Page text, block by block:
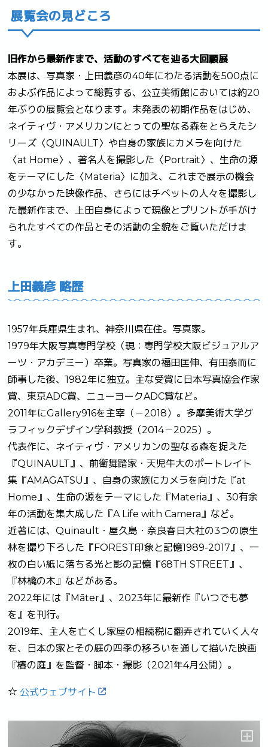
展覧会の見どころ
旧作から最新作まで、活動のすべてを辿る大回顧展
本展は、写真家・上田義彦の40年にわたる活動を500点に
およぶ作品によって総覧する、公立美術館においては約20
年ぶりの展覧会となります。未発表の初期作品をはじめ、
ネイティヴ・アメリカンにとっての聖なる森をとらえたシ
リーズ〈QUINAULT〉や自身の家族にカメラを向けた
〈at Home〉、著名人を撮影した〈Portrait〉、生命の源
をテーマにした〈Materia〉に加え、これまで展示の機会
の少なかった映像作品、さらにはチベットの人々を撮影し
た最新作まで、上田自身によって現像とプリントが手がけ
られたすべての作品とその活動の全貌をご覧いただけま
す。
上田義彦 略歴
1957年兵庫県生まれ、神奈川県在住。写真家。
1979年大阪写真専門学校（現：専門学校大阪ビジュアルア
ーツ・アカデミー）卒業。写真家の福田匡伸、有田泰而に
師事した後、1982年に独立。主な受賞に日本写真協会作家
賞、東京ADC賞、ニューヨークADC賞など。
2011年にGallery916を主宰（－2018）。多摩美術大学グ
ラフィックデザイン学科教授（2014－2025）。
代表作に、ネイティヴ・アメリカンの聖なる森を捉えた
『QUINAULT』、前衛舞踏家・天児牛大のポートレイト
集『AMAGATSU』、自身の家族にカメラを向けた『at
Home』、生命の源をテーマにした『Materia』、30有余
年の活動を集大成した『A Life with Camera』など。
近著には、Quinault・屋久島・奈良春日大社の3つの原生
林を撮り下ろした『FOREST印象と記憶1989-2017』、一
枚の白い紙に落ちる光と影の記憶『68TH STREET』、
『林檎の木』などがある。
2022年には『Māter』、2023年に最新作『いつでも夢
を』を刊行。
2019年、主人を亡くし家屋の相続税に翻弄されていく人々
を、日本の家とその庭の四季の移ろいを通して描いた映画
『椿の庭』を監督・脚本・撮影（2021年4月公開）。
☆ 公式ウェブサイト